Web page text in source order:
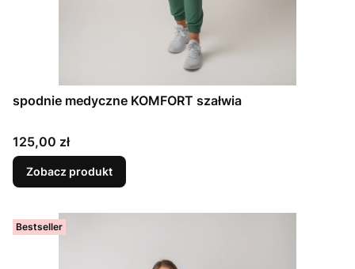
spodnie medyczne KOMFORT szałwia
Cena
125,00 zł
Zobacz produkt
Bestseller